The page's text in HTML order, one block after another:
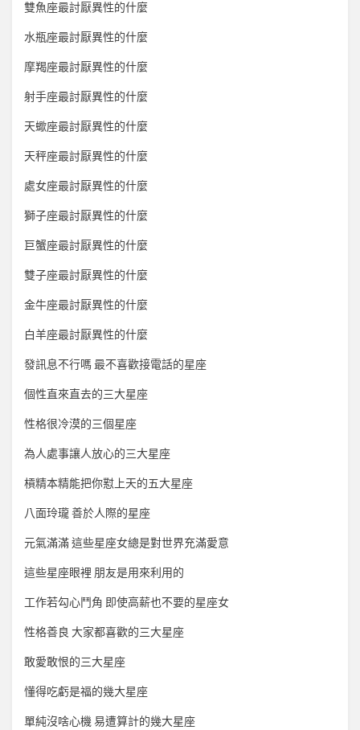
雙魚座最討厭異性的什麼
水瓶座最討厭異性的什麼
摩羯座最討厭異性的什麼
射手座最討厭異性的什麼
天蠍座最討厭異性的什麼
天秤座最討厭異性的什麼
處女座最討厭異性的什麼
獅子座最討厭異性的什麼
巨蟹座最討厭異性的什麼
雙子座最討厭異性的什麼
金牛座最討厭異性的什麼
白羊座最討厭異性的什麼
發訊息不行嗎 最不喜歡接電話的星座
個性直來直去的三大星座
性格很冷漠的三個星座
為人處事讓人放心的三大星座
槓精本精能把你懟上天的五大星座
八面玲瓏 善於人際的星座
元氣滿滿 這些星座女總是對世界充滿愛意
這些星座眼裡 朋友是用來利用的
工作若勾心鬥角 即使高薪也不要的星座女
性格善良 大家都喜歡的三大星座
敢愛敢恨的三大星座
懂得吃虧是福的幾大星座
單純沒啥心機 易遭算計的幾大星座